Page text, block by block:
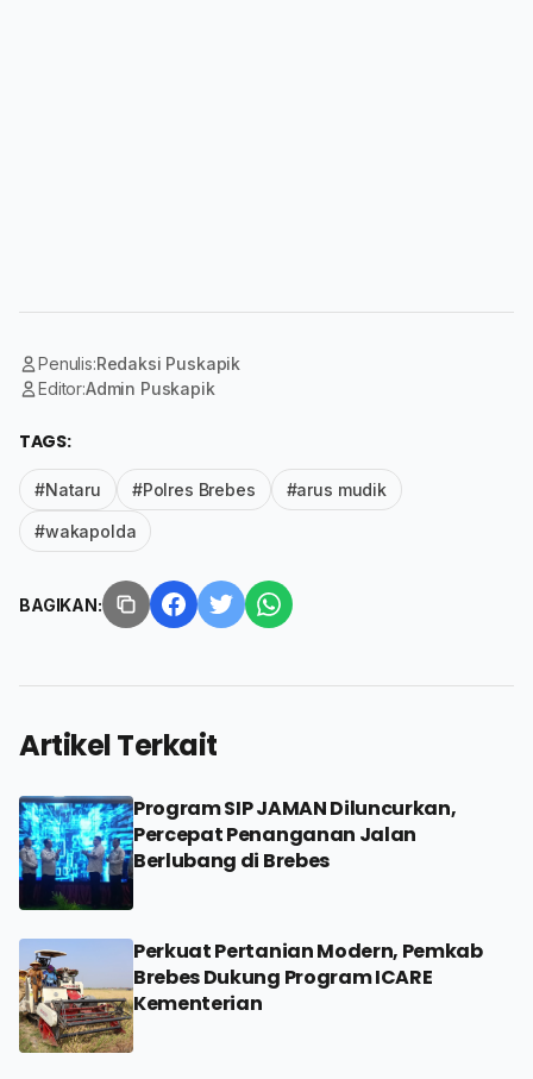
Penulis:Redaksi Puskapik
Editor:Admin Puskapik
TAGS:
#Nataru #Polres Brebes #arus mudik
#wakapolda
BAGIKAN:
Artikel Terkait
Program SIP JAMAN Diluncurkan,
Percepat Penanganan Jalan
Berlubang di Brebes
Perkuat Pertanian Modern, Pemkab
Brebes Dukung Program ICARE
Kementerian